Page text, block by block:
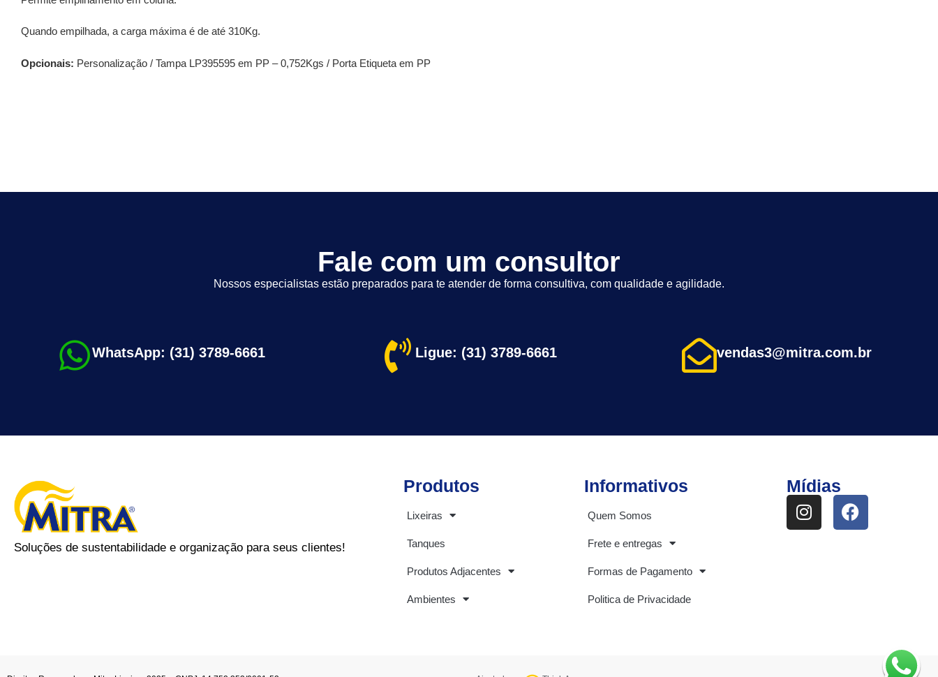
Quando empilhada, a carga máxima é de até 310Kg.
Opcionais: Personalização / Tampa LP395595 em PP – 0,752Kgs / Porta Etiqueta em PP
Fale com um consultor
Nossos especialistas estão preparados para te atender de forma consultiva, com qualidade e agilidade.
WhatsApp: (31) 3789-6661 Ligue: (31) 3789-6661 vendas3@mitra.com.br
Soluções de sustentabilidade e organização para seus clientes!
Produtos
Lixeiras
Tanques
Produtos Adjacentes
Ambientes
Informativos
Quem Somos
Frete e entregas
Formas de Pagamento
Politica de Privacidade
Mídias